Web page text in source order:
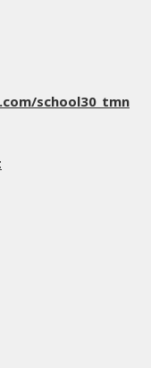
school30_tmn